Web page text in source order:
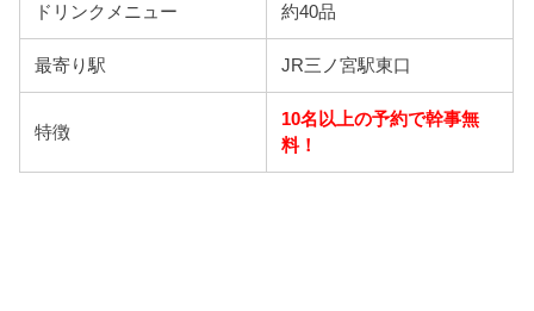
ドリンクメニュー 約40品
最寄り駅 JR三ノ宮駅東口
特徴
10名以上の予約で幹事無
料！